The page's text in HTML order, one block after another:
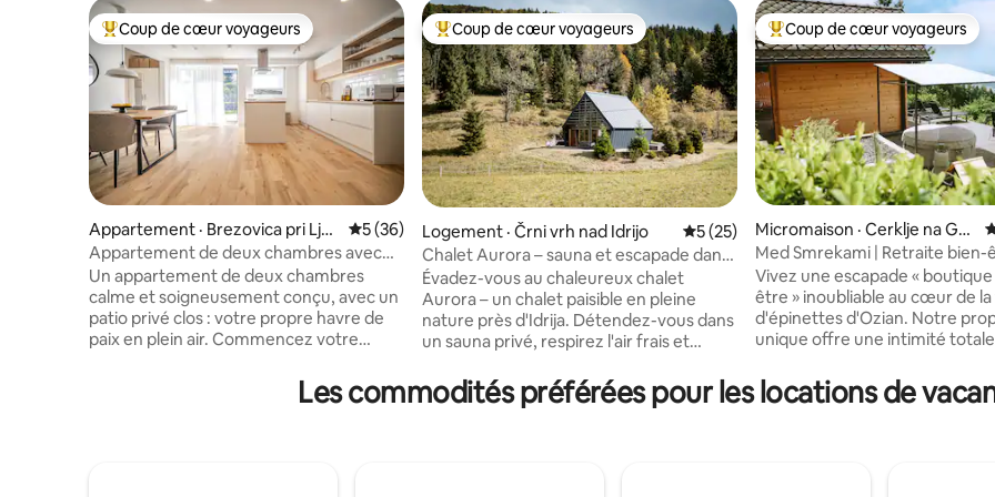
Coup de cœur voyageurs parmi les plus aimés
Coup de cœur voyageurs
Appartement · Brezovica pri Lju
bljani
Note moyenne de 5 sur 5, 36 commentaires
5 (36)
Appartement de deux chambres avec
patio privé près de Ljubljana
Un appartement de deux chambres
calme et soigneusement conçu, avec un
patio privé clos : votre propre havre de
paix en plein air. Commencez votre
détendez-vous là le soir après une
journée passée à l'extérieur.
Coup de cœur voyageurs parmi les plus aimés
Coup de cœur voyageurs
Logement · Črni vrh nad Idrijo Note moyenne de 5 sur 5, 25
5 (25)
Chalet Aurora – sauna et escapade dans
la nature près d'Idrija
Évadez-vous au chaleureux chalet
Aurora – un chalet paisible en pleine
nature près d'Idrija. Détendez-vous dans
un sauna privé, respirez l'air frais et
absolues, loin de l'agitation de la ville. La
maison est idéale pour les couples, les
Coup de cœur voyageurs
Coup de cœur voyageurs
Micromaison · Cerklje na Gor
enjskem
Med Smrekami | Retraite bien-
de charme
Vivez une escapade «
être » inoubliable au cœur de
d'épinettes d'Ozian. Notre
unique offre une intimité
romantique avec vue
fauteuil de massage haut de
vous trouverez un spa sous les
Les commodités préférées pour les locations de